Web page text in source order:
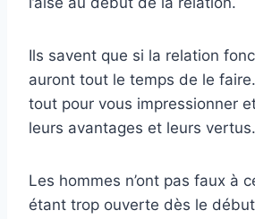
Ils savent que si la relation
auront tout le temps de le
tout pour vous impressionner
leurs avantages et leurs vertus.
Les hommes n’ont pas faux à
étant trop ouverte dès le